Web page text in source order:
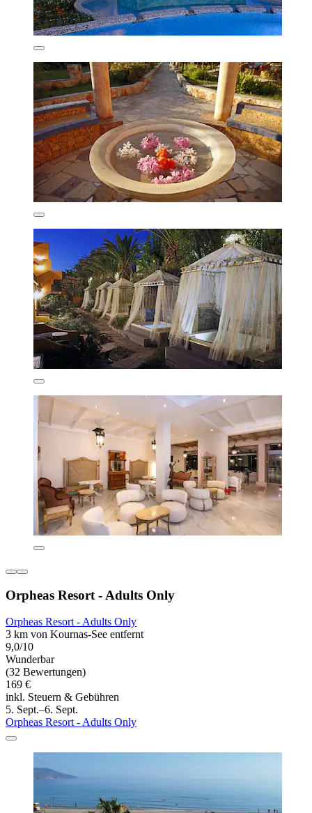
Orpheas Resort - Adults Only
Orpheas Resort - Adults Only
3 km von Kournas-See entfernt
9,0/10
Wunderbar
(32 Bewertungen)
169 €
inkl. Steuern & Gebühren
5. Sept.–6. Sept.
Orpheas Resort - Adults Only